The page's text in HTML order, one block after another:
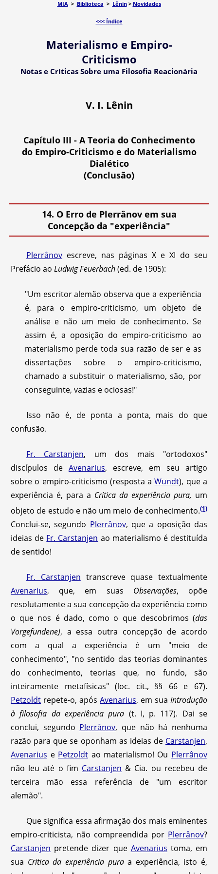
MIA> Biblioteca > Lênin> Novidades
<<< Índice
Materialismo e Empiro-
Criticismo
Notas e Críticas Sobre uma Filosofia Reacionária
V. I. Lênin
Capítulo III - A Teoria do Conhecimento
do Empiro-Criticismo e do Materialismo
Dialético
(Conclusão)
14. O Erro de Plerrânov em sua
Concepção da "experiência"
Plerrânov escreve, nas páginas X e XI do seu
Prefácio aoLudwigFeuerbach(ed. de 1905):
"Um escritor alemão observa que a experiência
é, para o empiro-criticismo, um objeto de
análise e não um meio de conhecimento. Se
assim é, a oposição do empiro-criticismo ao
materialismo perde toda sua razão de ser e as
dissertações sobre o empiro-criticismo,
chamado a substituir o materialismo, são, por
conseguinte, vazias e ociosas!"
Isso não é, de ponta a ponta, mais do que
confusão.
Fr. Carstanjen, um dos mais "ortodoxos"
discípulos deAvenarius, escreve, em seu artigo
sobre o empiro-criticismo (resposta aWundt), que a
experiência é, para a Critica da experiência pura, um
objeto de estudo e não um meio de conhecimento.(1)
Conclui-se, segundo Plerrânov, que a oposição das
ideias de Fr. Carstanjen ao materialismo é destituída
de sentido!
Fr. Carstanjen transcreve quase textualmente
Avenarius, que, em suas Observações, opõe
resolutamente a sua concepção da experiência como
o que nos é dado, como o que descobrimos (das
Vorgefundene), a essa outra concepção de acordo
com a qual a experiência é um "meio de
conhecimento", "no sentido das teorias dominantes
do conhecimento, teorias que, no fundo, são
inteiramente metafísicas" (loc. cit., §§ 66 e 67).
Petzoldt repete-o, após Avenarius, em sua Introdução
à filosofia da experiência pura (t. I, p. 117). Dai se
conclui, segundo Plerrânov, que não há nenhuma
razão para que se oponham as ideias de Carstanjen,
Avenarius e Petzoldt ao materialismo! Ou Plerrânov
não leu até o fim Carstanjen & Cia. ou recebeu de
terceira mão essa referência de "um escritor
alemão".
Que significa essa afirmação dos mais eminentes
empiro-criticista, não compreendida por Plerrânov?
Carstanjen pretende dizer que Avenarius toma, em
sua Critica da experiência puraa experiência, isto é,